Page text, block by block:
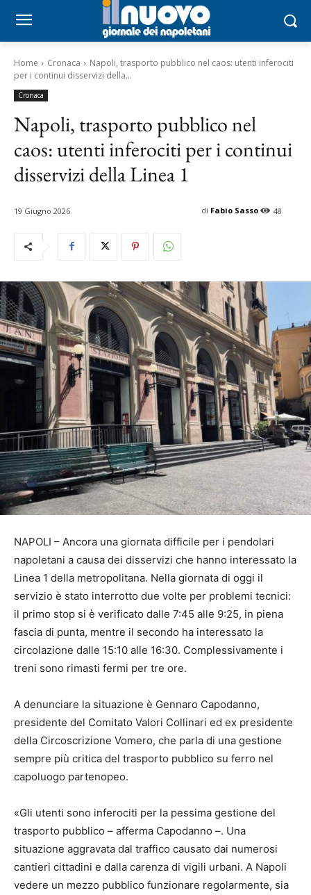
Home Cronaca
Napoli, trasporto pubblico nel caos: utenti inferociti
per i continui disservizi della...
Cronaca
Napoli, trasporto pubblico nel
caos: utenti inferociti per i continui
disservizi della Linea 1
19 Giugno 2026 48
di Fabio Sasso
NAPOLI – Ancora una giornata difficile per i pendolari
napoletani a causa dei disservizi che hanno interessato la
Linea 1 della metropolitana. Nella giornata di oggi il
servizio è stato interrotto due volte per problemi tecnici:
il primo stop si è verificato dalle 7:45 alle 9:25, in piena
fascia di punta, mentre il secondo ha interessato la
circolazione dalle 15:10 alle 16:30. Complessivamente i
treni sono rimasti fermi per tre ore.
A denunciare la situazione è Gennaro Capodanno,
presidente del Comitato Valori Collinari ed ex presidente
della Circoscrizione Vomero, che parla di una gestione
sempre più critica del trasporto pubblico su ferro nel
capoluogo partenopeo.
«Gli utenti sono inferociti per la pessima gestione del
trasporto pubblico – afferma Capodanno –. Una
situazione aggravata dal traffico causato dai numerosi
cantieri cittadini e dalla carenza di vigili urbani. A Napoli
vedere un mezzo pubblico funzionare regolarmente, sia